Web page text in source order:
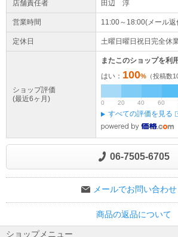
店舗責任者 田辺 淳
営業時間 11:00～18:00(メール
定休日 土曜日曜日祝日完全休業
ショップ評価
(最近6ヶ月)
またこのショップを利
はい： 100% （投稿数
0 20 40 60
すべての評価を見る
06-7505-6705
メールでお問い合わせ
商品の返品について
ショップメニュー